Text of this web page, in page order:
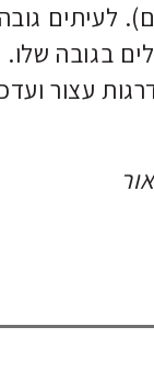
לעיתים
בגובה שלו.
עצור